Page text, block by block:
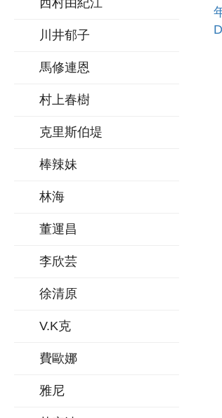
西村由紀江
川井郁子
馬修連恩
村上春樹
克里斯伯堤
棒辣妹
林海
董運昌
李欣芸
徐清原
V.K克
費歐娜
雅尼